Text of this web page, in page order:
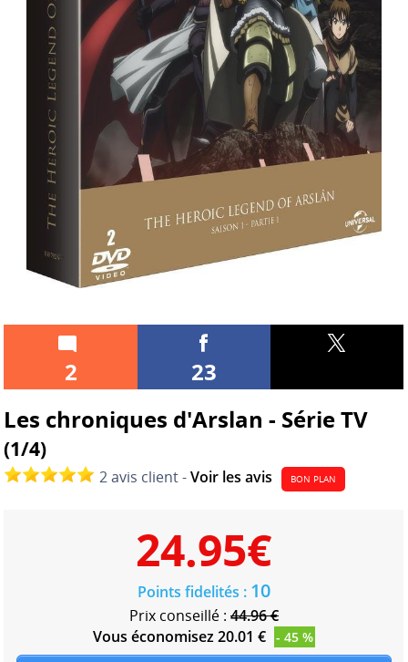
2
23
Les chroniques d'Arslan - Série TV
(1/4)
2 avis client -Voir les avis BON PLAN
24.95€
Points fidelités : 10
Prix conseillé : 44.96 €
Vous économisez 20.01 € - 45 %